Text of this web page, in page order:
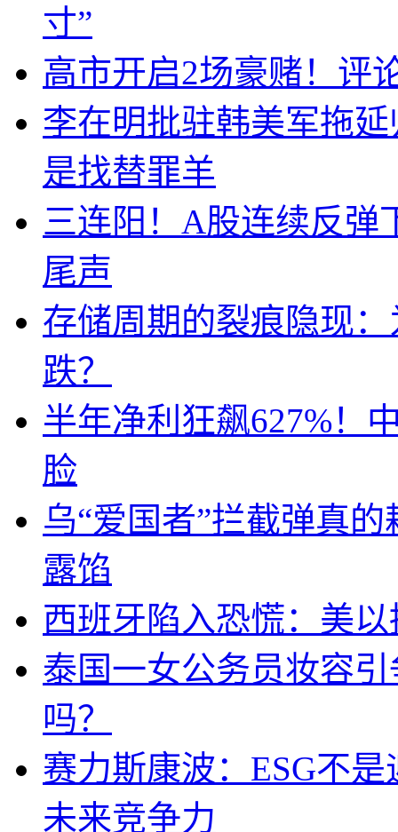
寸”
高市开启2场豪赌！评
李在明批驻韩美军拖
是找替罪羊
三连阳！A股连续反弹
尾声
存储周期的裂痕隐现
跌？
半年净利狂飙627%！
脸
乌“爱国者”拦截弹真
露馅
西班牙陷入恐慌：美
泰国一女公务员妆容
吗？
赛力斯康波：ESG不
未来竞争力